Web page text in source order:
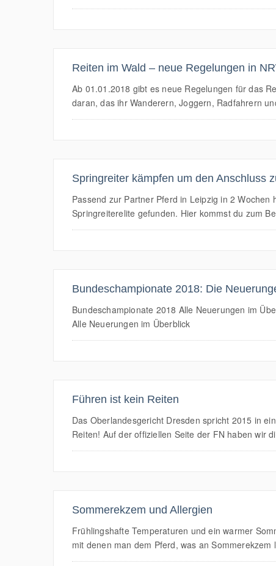
Reiten im Wald – neue Regelungen in
Ab 01.01.2018 gibt es neue Regelungen für das
daran, das ihr Wanderern, Joggern, Radfahrern
Springreiter kämpfen um den Anschluss
Passend zur Partner Pferd in Leipzig in 2
Springreiterelite gefunden. Hier kommst du zum
Bundeschampionate 2018: Die
Bundeschampionate 2018 Alle Neuerungen im
Alle Neuerungen im Überblick
Führen ist kein Reiten
Das Oberlandesgericht Dresden spricht 2015 in
Reiten! Auf der offiziellen Seite der FN haben wir
Sommerekzem und Allergien
Frühlingshafte Temperaturen und ein warmer
mit denen man dem Pferd, was an